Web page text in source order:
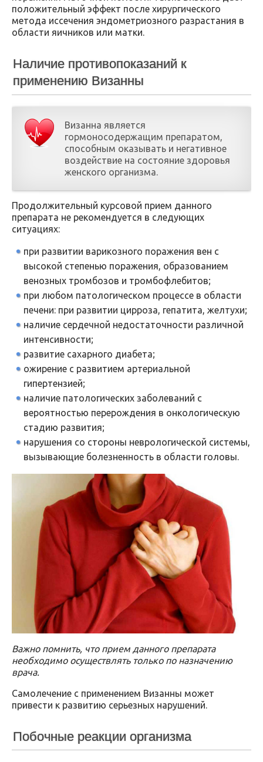
положительный эффект после хирургического
метода иссечения эндометриозного разрастания в
области яичников или матки.
Наличие противопоказаний к
применению Визанны
Визанна является
гормоносодержащим препаратом,
способным оказывать и негативное
воздействие на состояние здоровья
женского организма.
Продолжительный курсовой прием данного
препарата не рекомендуется в следующих
ситуациях:
при развитии варикозного поражения вен с
высокой степенью поражения, образованием
венозных тромбозов и тромбофлебитов;
при любом патологическом процессе в области
печени: при развитии цирроза, гепатита, желтухи;
наличие сердечной недостаточности различной
интенсивности;
развитие сахарного диабета;
ожирение с развитием артериальной
гипертензией;
наличие патологических заболеваний с
вероятностью перерождения в онкологическую
стадию развития;
нарушения со стороны неврологической системы,
вызывающие болезненность в области головы.
Важно помнить, что прием данного препарата
необходимо осуществлять только по назначению
врача.
Самолечение с применением Визанны может
привести к развитию серьезных нарушений.
Побочные реакции организма